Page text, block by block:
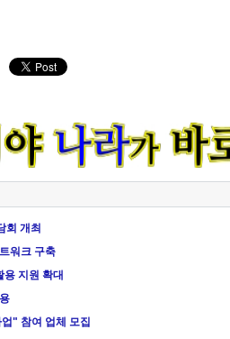
회 개최
워크 구축
용 지원 확대
" 참여 업체 모집